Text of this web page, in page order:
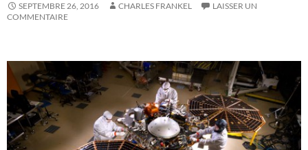
SEPTEMBRE 26, 2016 CHARLES FRANKEL
LAISSER UN
COMMENTAIRE